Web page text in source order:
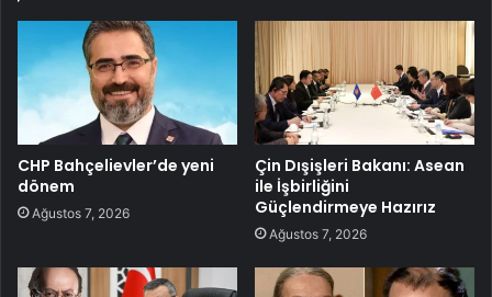
CHP Bahçelievler’de yeni
dönem
Ağustos 7, 2026
Çin Dışişleri Bakanı: Asean
ile İşbirliğini
Güçlendirmeye Hazırız
Ağustos 7, 2026